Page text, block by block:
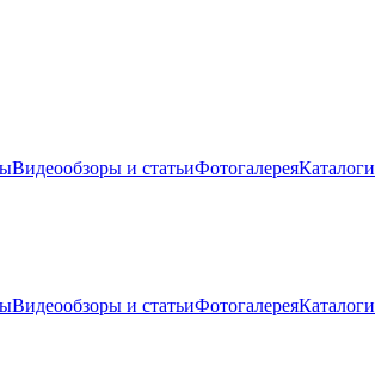
Видеообзоры и статьиФотогалереяКаталоги
Видеообзоры и статьиФотогалереяКаталоги